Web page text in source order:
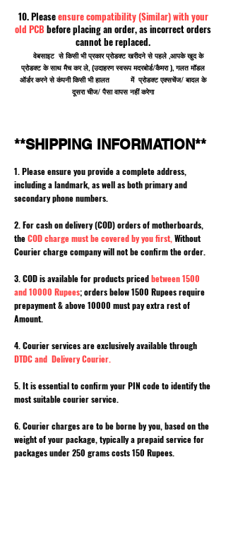
10. Pleaseensure compatibility (Similar) with your
old PCBbefore placing an order, as incorrect orders
cannot be replaced.
वेबसाइट से किसी भी प्रकार प्रोडक्ट खरीदने से पहले ,आपके खुद के
प्रोडक्ट के साथ मैच कर ले, (उदाहरण स्वरूप मदरबोर्ड/कैमरा ), गलत मॉडल
ऑर्डर करने से कंपनी किसी भी हालत में प्रोडक्ट एक्सचेंज/ बादल के
दूसरा चीज/ पैसा वापस नहीं करेगा
**SHIPPING INFORMATION**
1. Please ensure you provide a complete address,
including a landmark, as well as both primary and
secondary phone numbers.
2. For cash on delivery (COD) orders of motherboards,
theCOD charge must be covered by you first, Without
Courier charge company will not be confirm the order.
3. COD is available for products pricedbetween 1500
and 10000 Rupees; orders below 1500 Rupees require
prepayment & above 10000 must pay extra rest of
Amount.
4. Courier services are exclusively available through
DTDC and Delivery Courier.
5. It is essential to confirm your PIN code to identify the
most suitable courier service.
6. Courier charges are to be borne by you, based on the
weight of your package, typically a prepaid service for
packages under 250 grams costs 150 Rupees.